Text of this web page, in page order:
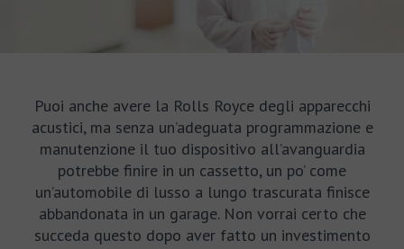
Puoi anche avere la Rolls Royce degli apparecchi
acustici, ma senza un’adeguata programmazione e
manutenzione il tuo dispositivo all’avanguardia
potrebbe finire in un cassetto, un po’ come
un’automobile di lusso a lungo trascurata finisce
abbandonata in un garage. Non vorrai certo che
succeda questo dopo aver fatto un investimento